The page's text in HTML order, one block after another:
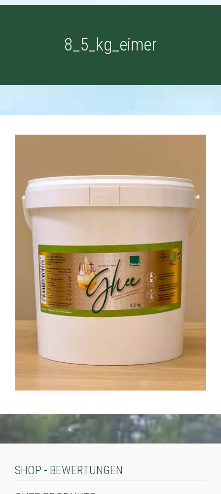
8_5_kg_eimer
SHOP - BEWERTUNGEN